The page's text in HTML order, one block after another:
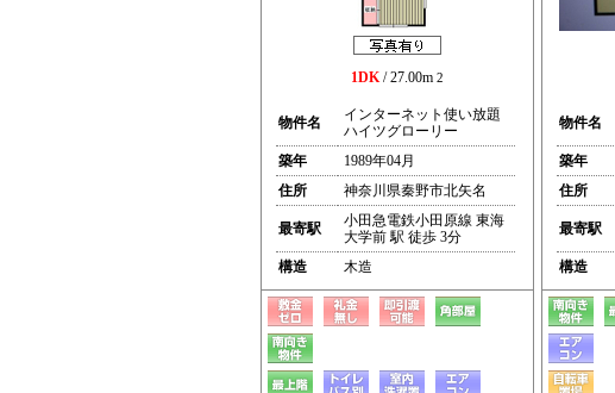
1DK/ 27.00m 2
物件名
インターネット使い放題
ハイツグローリー
築年
1989年04月
住所
神奈川県秦野市北矢名
最寄駅
小田急電鉄小田原線 東海
大学前 駅 徒歩 3分
構造
木造
物件名
築年
住所
最寄駅
構造